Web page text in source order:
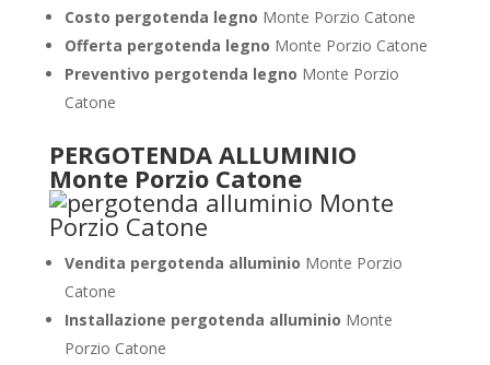
Costo pergotenda legno Monte Porzio Catone
Offerta pergotenda legno Monte Porzio Catone
Preventivo pergotenda legno Monte Porzio
Catone
PERGOTENDA ALLUMINIO
Monte Porzio Catone
Vendita pergotenda alluminio Monte Porzio
Catone
Installazione pergotenda alluminio Monte
Porzio Catone